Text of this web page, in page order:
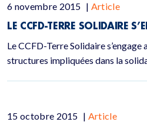
6 novembre 2015 | Article
LE CCFD-TERRE SOLIDAIRE
Le CCFD-Terre Solidaire s’engage
structures impliquées dans la
15 octobre 2015 | Article